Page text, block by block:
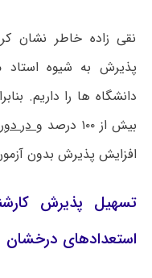
نقی زاده خاطر نشان
بیش از ۱۰۰ درصد و
در
افزایش پذیرش بدون
تسهیل پذیرش
استعدادهای درخشان